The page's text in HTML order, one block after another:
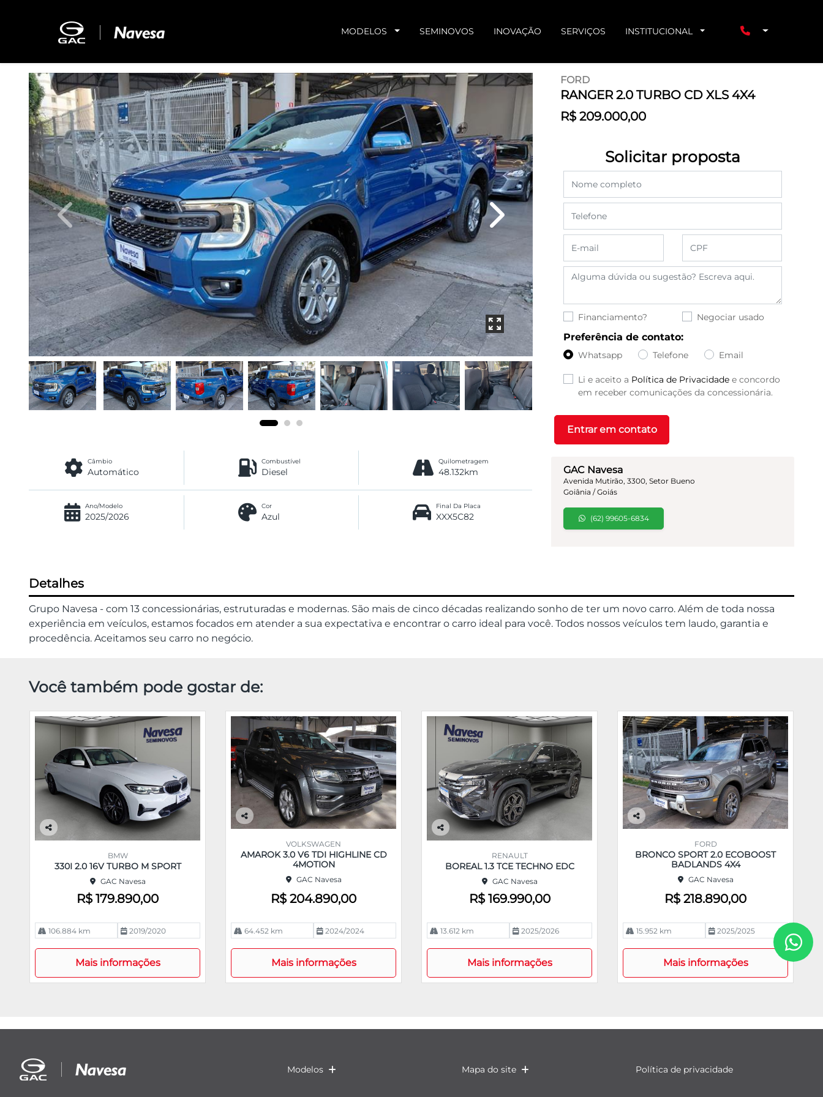
MODELOS SEMINOVOS INOVAÇÃO SERVIÇOS INSTITUCIONAL
FORD
RANGER 2.0 TURBO CD XLS 4X4
R$ 209.000,00
GAC Navesa
Avenida Mutirão, 3300, Setor Bueno
Goiânia / Goiás
(62) 99605-6834
Solicitar proposta
Financiamento? Negociar usado
Preferência de contato:
Whatsapp Telefone Email
Li e aceito a Política de Privacidade e concordo
em receber comunicações da concessionária.
Entrar em contato
Previous Next
Câmbio
Automático
Combustível
Diesel
Quilometragem
48.132km
Ano/Modelo
2025/2026
Cor
Azul
Final Da Placa
XXX5C82
Detalhes
Grupo Navesa - com 13 concessionárias, estruturadas e modernas. São mais de cinco décadas realizando sonho de ter um novo carro. Além de toda nossa
experiência em veículos, estamos focados em atender a sua expectativa e encontrar o carro ideal para você. Todos nossos veículos tem laudo, garantia e
procedência. Aceitamos seu carro no negócio.
Você também pode gostar de:
Co
BMW
330I 2.0 16V TURBO M SPORT
GAC Navesa
R$ 179.890,00
106.884 km 2019/2020
Mais informações
Co
pa
rtil
VOLKSWAGEN
AMAROK 3.0 V6 TDI HIGHLINE CD
4MOTION
GAC Navesa
R$ 204.890,00
64.452 km 2024/2024
Mais informações
Co
RENAULT
BOREAL 1.3 TCE TECHNO EDC
GAC Navesa
R$ 169.990,00
13.612 km 2025/2026
Mais informações
Co
pa
rtil
FORD
BRONCO SPORT 2.0 ECOBOOST
BADLANDS 4X4
GAC Navesa
R$ 218.890,00
15.952 km 2025/2025
Mais informações
Modelos Mapa do site Política de privacidade